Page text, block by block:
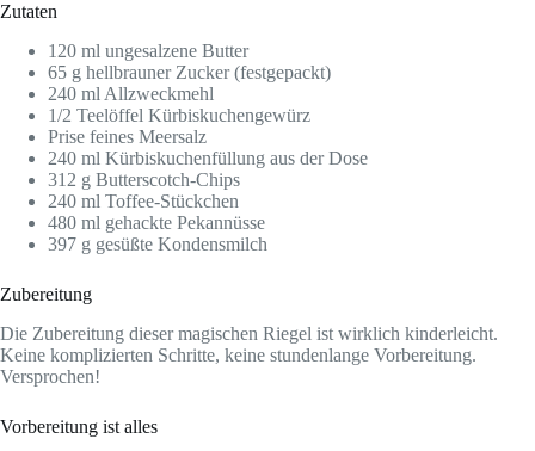
Zutaten
120 ml ungesalzene Butter
65 g hellbrauner Zucker (festgepackt)
240 ml Allzweckmehl
1/2 Teelöffel Kürbiskuchengewürz
Prise feines Meersalz
240 ml Kürbiskuchenfüllung aus der Dose
312 g Butterscotch-Chips
240 ml Toffee-Stückchen
480 ml gehackte Pekannüsse
397 g gesüßte Kondensmilch
Zubereitung
Die Zubereitung dieser magischen Riegel ist wirklich kinderleicht.
Keine komplizierten Schritte, keine stundenlange Vorbereitung.
Versprochen!
Vorbereitung ist alles